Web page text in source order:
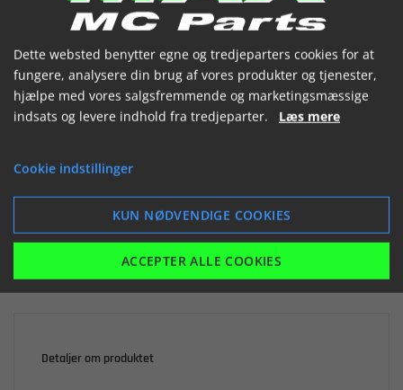

3.865,30 kr.inkl. moms
Detaljer om produktet
Dette websted benytter egne og tredjeparters cookies for at
fungere, analysere din brug af vores produkter og tjenester,
hjælpe med vores salgsfremmende og marketingsmæssige
indsats og levere indhold fra tredjeparter. Læs mere
Cookie indstillinger
KUN NØDVENDIGE COOKIES
ACCEPTER ALLE COOKIES